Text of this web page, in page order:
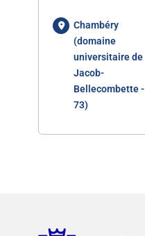
Chambéry
(domaine
universitaire de
Jacob-
Bellecombette -
73)